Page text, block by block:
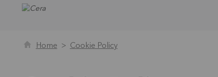
Home Cookie Policy